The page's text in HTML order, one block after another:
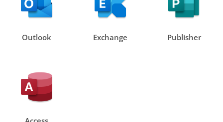
Outlook Exchange Publisher